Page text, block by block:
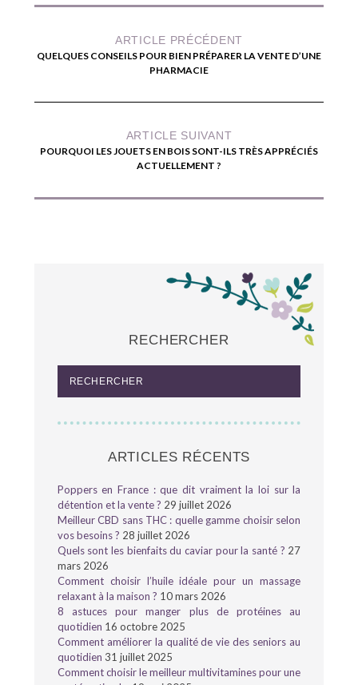
ARTICLE PRÉCÉDENT
QUELQUES CONSEILS POUR BIEN PRÉPARER LA VENTE D’UNE
PHARMACIE
ARTICLE SUIVANT
POURQUOI LES JOUETS EN BOIS SONT-ILS TRÈS APPRÉCIÉS
ACTUELLEMENT ?
RECHERCHER
ARTICLES RÉCENTS
Poppers en France : que dit vraiment la loi sur la
détention et la vente ? 29 juillet 2026
Meilleur CBD sans THC : quelle gamme choisir selon
vos besoins ? 28 juillet 2026
Quels sont les bienfaits du caviar pour la santé ? 27
mars 2026
Comment choisir l’huile idéale pour un massage
relaxant à la maison ? 10 mars 2026
8 astuces pour manger plus de protéines au
quotidien 16 octobre 2025
Comment améliorer la qualité de vie des seniors au
quotidien 31 juillet 2025
Comment choisir le meilleur multivitamines pour une